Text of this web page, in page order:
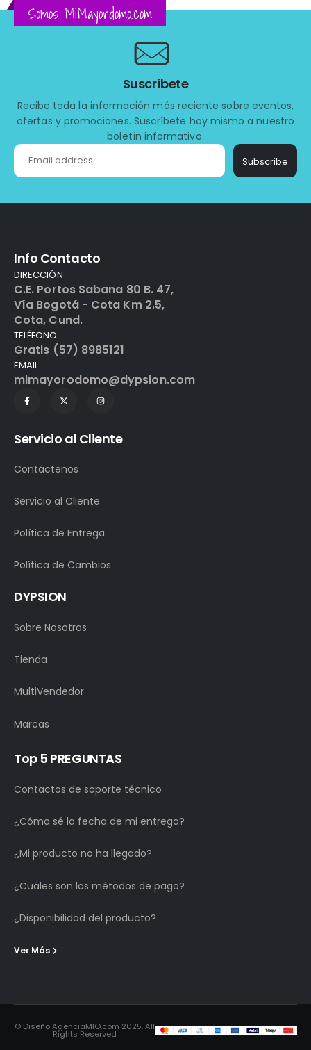
Somos MiMayordomo.com
Suscríbete
Recibe toda la información más reciente sobre eventos,
ofertas y promociones. Suscríbete hoy mismo a nuestro
boletín informativo.
Subscribe
Info Contacto
DIRECCIÓN
C.E. Portos Sabana 80 B. 47,
Vía Bogotá - Cota Km 2.5,
Cota, Cund.
TELÉFONO
Gratis (57) 8985121
EMAIL
mimayorodomo@dypsion.com
Servicio al Cliente
Contáctenos
Servicio al Cliente
Política de Entrega
Política de Cambios
DYPSION
Sobre Nosotros
Tienda
MultiVendedor
Marcas
Top 5 PREGUNTAS
Contactos de soporte técnico
¿Cómo sé la fecha de mi entrega?
¿Mi producto no ha llegado?
¿Cuáles son los métodos de pago?
¿Disponibilidad del producto?
Ver Más
© Diseño AgenciaMIO.com 2025. All
Rights Reserved